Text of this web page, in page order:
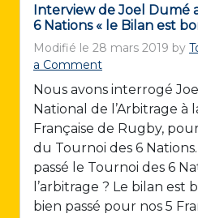
Interview de Joel Dumé
6 Nations « le Bilan est
Modifié le 28 mars 2019 by
a Comment
Nous avons interrogé
National de l’Arbitrage à
Française de Rugby,
du Tournoi des 6
passé le Tournoi des 6
l’arbitrage ? Le bilan est
bien passé pour nos 5